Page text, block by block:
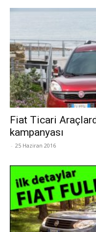
Fiat Ticari
kampanyası
- 25 Haziran 2016